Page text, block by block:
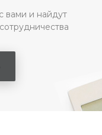
вами и найдут